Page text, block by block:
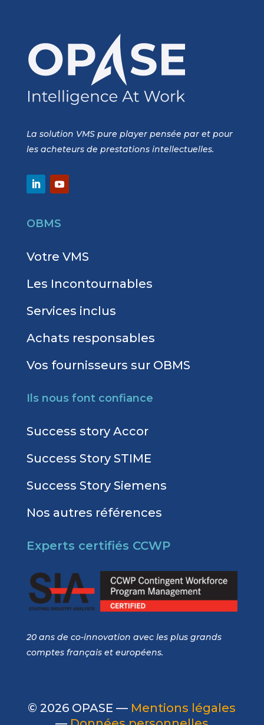
La solution VMS pure player pensée par et pour
les acheteurs de prestations intellectuelles.
OBMS
Votre VMS
Les Incontournables
Services inclus
Achats responsables
Vos fournisseurs sur OBMS
Ils nous font confiance
Success story Accor
Success Story STIME
Success Story Siemens
Nos autres références
Experts certifiés CCWP
20 ans de co-innovation avec les plus grands
comptes français et européens.
© 2026 OPASE — Mentions légales